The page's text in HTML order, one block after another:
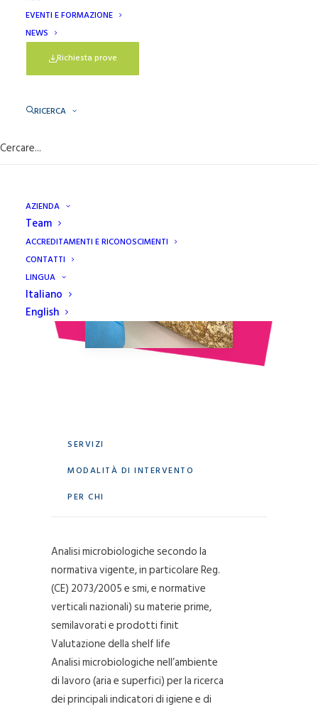
EVENTI E FORMAZIONE
NEWS
Richiesta prove
RICERCA
AZIENDA
Team
ACCREDITAMENTI E RICONOSCIMENTI
CONTATTI
LINGUA
Italiano
English
disponibili a fornire risposte ai Vostri quesiti, e a
fornire un servizio dall’elevato profilo tecnico-
scientifico.
per progetti particolari e personalizzati, da inserire in
SERVIZI
MODALITÀ DI INTERVENTO
PER CHI
Analisi microbiologiche secondo la
normativa vigente, in particolare Reg.
(CE) 2073/2005 e smi, e normative
verticali nazionali) su materie prime,
semilavorati e prodotti finit
Valutazione della shelf life
Analisi microbiologiche nell’ambiente
di lavoro (aria e superfici) per la ricerca
dei principali indicatori di igiene e di